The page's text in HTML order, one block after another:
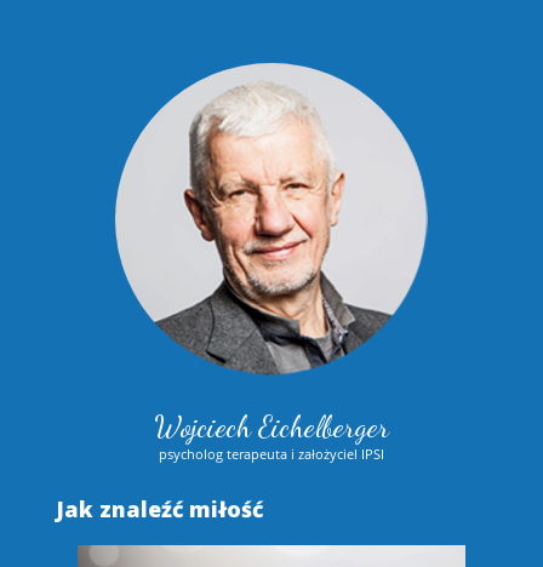
Wojciech Eichelberger
psycholog terapeuta i założyciel IPSI
Jak znaleźć miłość